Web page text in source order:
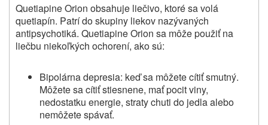
Quetiapine Orion obsahuje liečivo, ktoré sa volá
quetiapín. Patrí do skupiny liekov nazývaných
antipsychotiká. Quetiapine Orion sa môže použiť na
liečbu niekoľkých ochorení, ako sú:
Bipolárna depresia: keď sa môžete cítiť smutný.
Môžete sa cítiť stiesnene, mať pocit viny,
nedostatku energie, straty chuti do jedla alebo
nemôžete spávať.